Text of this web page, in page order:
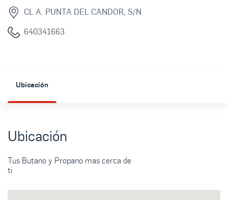
CL A. PUNTA DEL CANDOR, S/N
640341663
Ubicación
Ubicación
Tus Butano y Propano mas cerca de
ti